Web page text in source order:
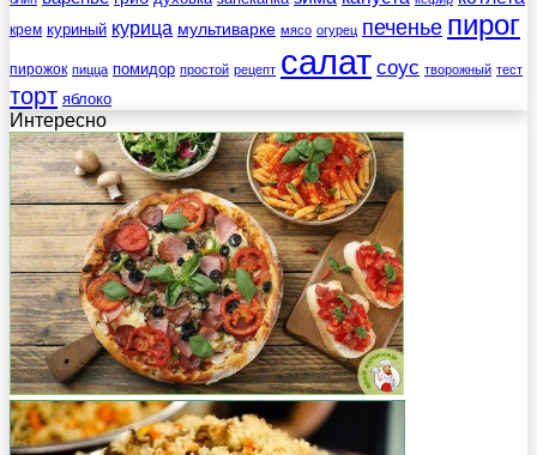
крем куриный курица мультиварке мясо огурец печенье пирог
пирожок пицца помидор простой рецепт салат соус творожный тест
торт яблоко
Интересно